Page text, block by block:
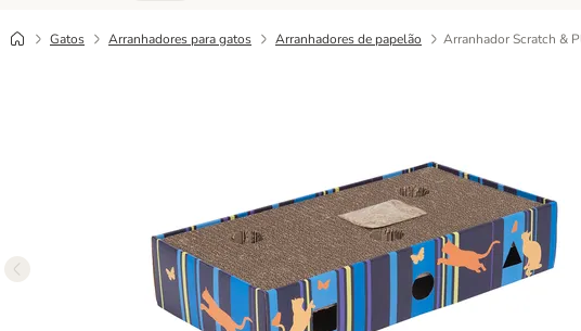
Gatos Arranhadores para gatos Arranhadores de papelão Arranhador Scratch &